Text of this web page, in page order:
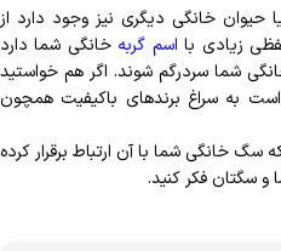
خانگی دیگری نیز وجود دارد از
زیادی با اسم گربه خانگی شما دارد
شما سردرگم شوند. اگر هم خواستید
است به سراغ برندهای باکیفیت همچون
خانگی شما با آن ارتباط برقرار کرده
سگتان فکر کنید.